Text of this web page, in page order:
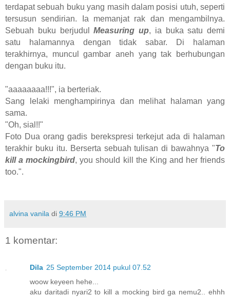
terdapat sebuah buku yang masih dalam posisi utuh, seperti
tersusun sendirian. Ia memanjat rak dan mengambilnya.
Sebuah buku berjudulMeasuring up, ia buka satu demi
satu halamannya dengan tidak sabar. Di halaman
terakhirnya, muncul gambar aneh yang tak berhubungan
dengan buku itu.
"aaaaaaaa!!!", ia berteriak.
Sang lelaki menghampirinya dan melihat halaman yang
sama.
"Oh, sial!!"
Foto Dua orang gadis berekspresi terkejut ada di halaman
terakhir buku itu. Berserta sebuah tulisan di bawahnya "To
kill a mockingbird, you should kill the King and her friends
too.".
alvina vanila di 9:46 PM
1 komentar:
Dila 25 September 2014 pukul 07.52
woow keyeen hehe...
aku daritadi nyari2 to kill a mocking bird ga nemu2.. ehhh